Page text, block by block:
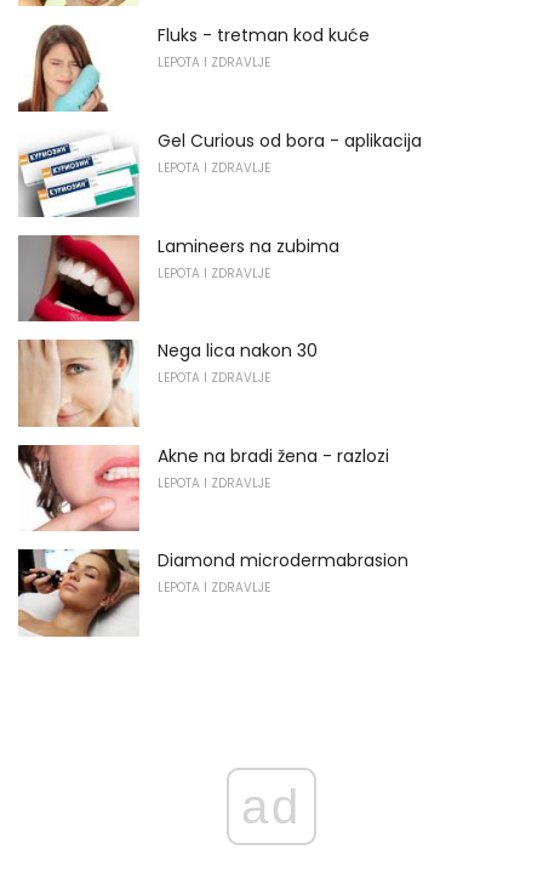
Fluks - tretman kod kuće
LEPOTA I ZDRAVLJE
Gel Curious od bora - aplikacija
LEPOTA I ZDRAVLJE
Lamineers na zubima
LEPOTA I ZDRAVLJE
Nega lica nakon 30
LEPOTA I ZDRAVLJE
Akne na bradi žena - razlozi
LEPOTA I ZDRAVLJE
Diamond microdermabrasion
LEPOTA I ZDRAVLJE
ad